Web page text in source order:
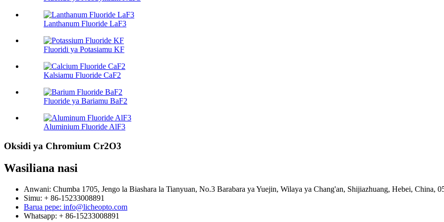
Lanthanum Fluoride LaF3
Fluoridi ya Potasiamu KF
Kalsiamu Fluoride CaF2
Fluoride ya Bariamu BaF2
Aluminium Fluoride AlF3
Oksidi ya Chromium Cr2O3
Wasiliana nasi
Anwani: Chumba 1705, Jengo la Biashara la Tianyuan, No.3 Barabara ya Yuejin, Wilaya ya Chang'an, Shijiazhuang, Hebei, China,
Simu: + 86-15233008891
Barua pepe: info@licheopto.com
Whatsapp: + 86-15233008891